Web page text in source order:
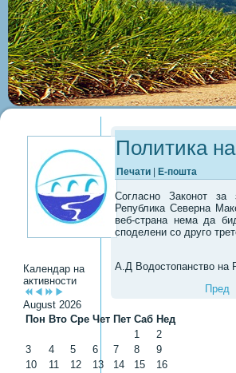
Календар на
активности
August 2026
Пон Вто Сре Чет Пет Саб Нед
1
2
3
4 5 6 7 8
9
10
11 12 13 14 15
16
Политика
Печати Е-пошта
Согласно Законот
Република Северна
веб-страна нема да
споделени со друго
А.Д Водостопанство на
Пред